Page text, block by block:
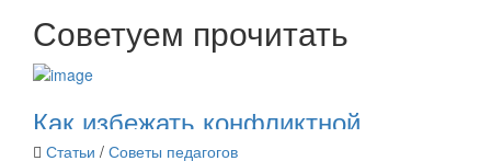
Советуем прочитать
Как избежать конфликтной
ситуации с ребёнком?
Статьи / Советы педагогов